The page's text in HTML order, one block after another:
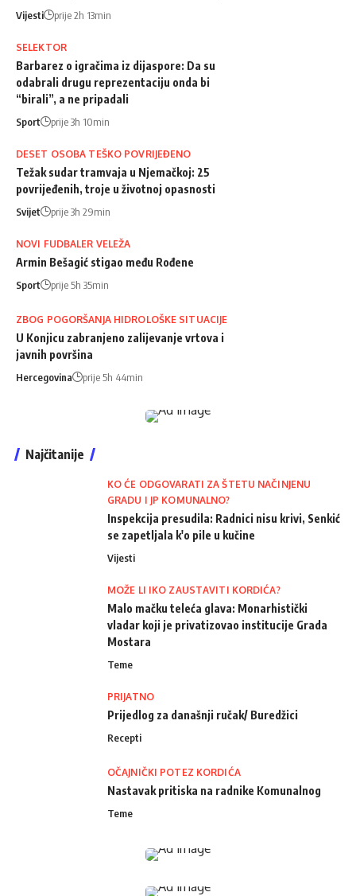
Vijesti prije 2h 13min
SELEKTOR
Barbarez o igračima iz dijaspore: Da su
odabrali drugu reprezentaciju onda bi
“birali”, a ne pripadali
Sport prije 3h 10min
DESET OSOBA TEŠKO POVRIJEĐENO
Težak sudar tramvaja u Njemačkoj: 25
povrijeđenih, troje u životnoj opasnosti
Svijet prije 3h 29min
NOVI FUDBALER VELEŽA
Armin Bešagić stigao među Rođene
Sport prije 5h 35min
ZBOG POGORŠANJA HIDROLOŠKE SITUACIJE
U Konjicu zabranjeno zalijevanje vrtova i
javnih površina
Hercegovina prije 5h 44min
Najčitanije
KO ĆE ODGOVARATI ZA ŠTETU NAČINJENU
GRADU I JP KOMUNALNO?
Inspekcija presudila: Radnici nisu krivi, Senkić
se zapetljala k'o pile u kučine
Vijesti
MOŽE LI IKO ZAUSTAVITI KORDIĆA?
Malo mačku teleća glava: Monarhistički
vladar koji je privatizovao institucije Grada
Mostara
Teme
PRIJATNO
Prijedlog za današnji ručak/ Buredžici
Recepti
OČAJNIČKI POTEZ KORDIĆA
Nastavak pritiska na radnike Komunalnog
Teme